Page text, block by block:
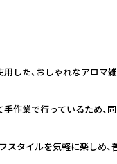
した、おしゃれなアロマ
作業で行っているため、
タイルを気軽に楽しめ